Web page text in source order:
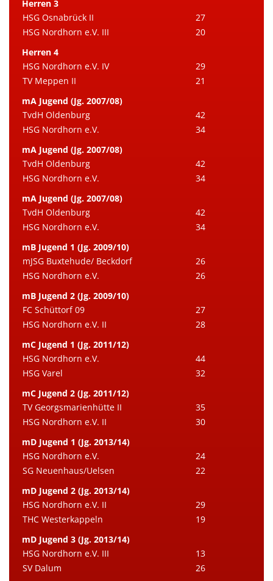
Herren 3
HSG Osnabrück II
27
HSG Nordhorn e.V. III
20
Herren 4
HSG Nordhorn e.V. IV
29
TV Meppen II
21
mA Jugend (Jg. 2007/08)
TvdH Oldenburg
42
HSG Nordhorn e.V.
34
mA Jugend (Jg. 2007/08)
TvdH Oldenburg
42
HSG Nordhorn e.V.
34
mA Jugend (Jg. 2007/08)
TvdH Oldenburg
42
HSG Nordhorn e.V.
34
mB Jugend 1 (Jg. 2009/10)
mJSG Buxtehude/ Beckdorf
26
HSG Nordhorn e.V.
26
mB Jugend 2 (Jg. 2009/10)
FC Schüttorf 09
27
HSG Nordhorn e.V. II
28
mC Jugend 1 (Jg. 2011/12)
HSG Nordhorn e.V.
44
HSG Varel
32
mC Jugend 2 (Jg. 2011/12)
TV Georgsmarienhütte II
35
HSG Nordhorn e.V. II
30
mD Jugend 1 (Jg. 2013/14)
HSG Nordhorn e.V.
24
SG Neuenhaus/Uelsen
22
mD Jugend 2 (Jg. 2013/14)
HSG Nordhorn e.V. II
29
THC Westerkappeln
19
mD Jugend 3 (Jg. 2013/14)
HSG Nordhorn e.V. III
13
SV Dalum
26